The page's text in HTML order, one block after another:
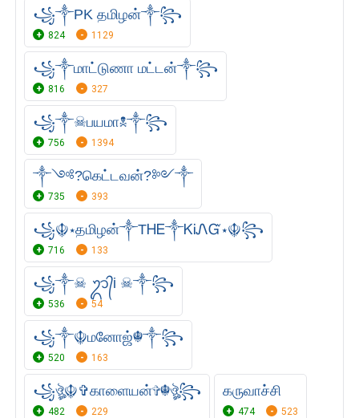
꧁༒PK தமிழன்༒꧂
824 1129
꧁༒மாட்டுணா மட்டன்༒꧂
816 327
꧁༒☠︎பயமா☠︎༒꧂
756 1394
༒༺?கெட்டவன்?༻༒
735 393
꧁☬⋆தமிழன்༒ТᎻᎬ༒ᏦᎥᏁᏳ⋆☬꧂
716 133
꧁༒☠︎ ᬊ᭄i ☠︎༒꧂
536 54
꧁༒☬மனோஜ்☬༒꧂
520 163
꧁ঔৣ☬✞காளையன்✞☬ঔৣ꧂
482 229
கருவாச்சி
474 523